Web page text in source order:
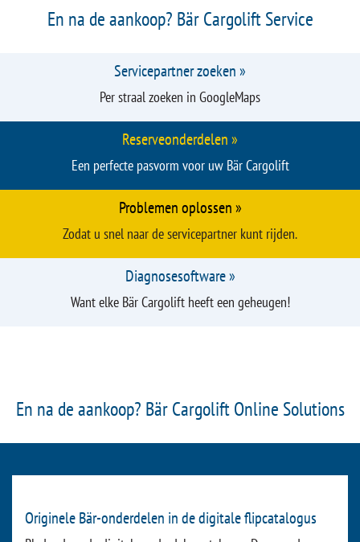
En na de aankoop? Bär Cargolift Service
Servicepartner zoeken »
Per straal zoeken in GoogleMaps
Problemen oplossen »
Zodat u snel naar de servicepartner kunt rijden.
Want elke Bär Cargolift heeft een geheugen!